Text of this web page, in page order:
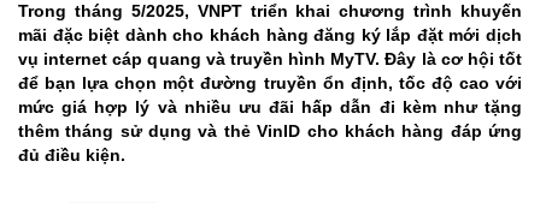
Trong tháng 5/2025, VNPT triển khai chương trình khuyến
mãi đặc biệt dành cho khách hàng đăng ký lắp đặt mới dịch
vụ internet cáp quang và truyền hình MyTV. Đây là cơ hội tốt
để bạn lựa chọn một đường truyền ổn định, tốc độ cao với
mức giá hợp lý và nhiều ưu đãi hấp dẫn đi kèm như tặng
thêm tháng sử dụng và thẻ VinID cho khách hàng đáp ứng
đủ điều kiện.